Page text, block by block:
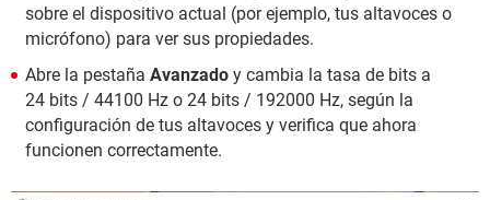
sobre el dispositivo actual (por ejemplo, tus altavoces o
micrófono) para ver sus propiedades.
Abre la pestaña Avanzado y cambia la tasa de bits a
24 bits / 44100 Hz o 24 bits / 192000 Hz, según la
configuración de tus altavoces y verifica que ahora
funcionen correctamente.